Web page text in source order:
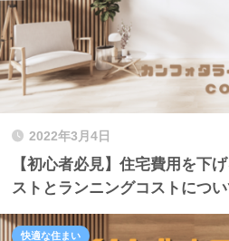
2022年3月4日
【初心者必見】住宅費用を下
ストとランニングコストについ
快適な住まい